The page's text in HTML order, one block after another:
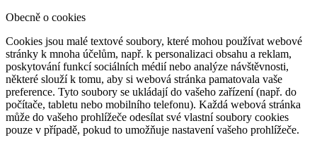
Obecně o cookies
Cookies jsou malé textové soubory, které mohou používat webové
stránky k mnoha účelům, např. k personalizaci obsahu a reklam,
poskytování funkcí sociálních médií nebo analýze návštěvnosti,
některé slouží k tomu, aby si webová stránka pamatovala vaše
preference. Tyto soubory se ukládají do vašeho zařízení (např. do
počítače, tabletu nebo mobilního telefonu). Každá webová stránka
může do vašeho prohlížeče odesílat své vlastní soubory cookies
pouze v případě, pokud to umožňuje nastavení vašeho prohlížeče.